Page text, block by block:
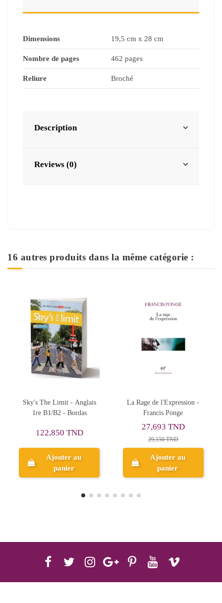
Dimensions 19,5 cm x 28 cm
Nombre de pages 462 pages
Reliure Broché
Description
Reviews (0)
16 autres produits dans la même catégorie :
- Anglais
La Rage de l'Expression -
Francis Ponge
Mon
Technologique